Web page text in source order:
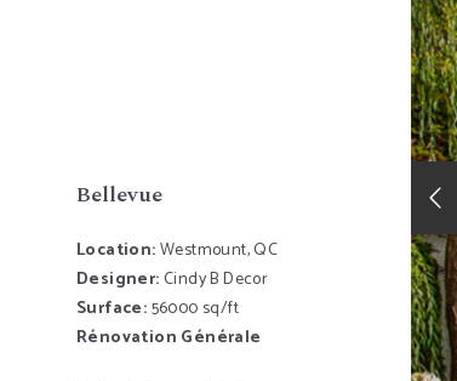
Bellevue
Location:Westmount, QC
Designer: Cindy B Decor
Surface:56000 sq/ft
Rénovation Générale